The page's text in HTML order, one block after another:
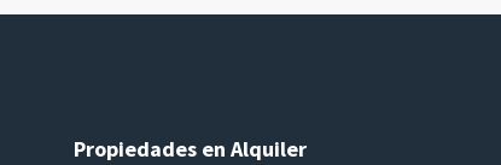
Propiedades en Alquiler